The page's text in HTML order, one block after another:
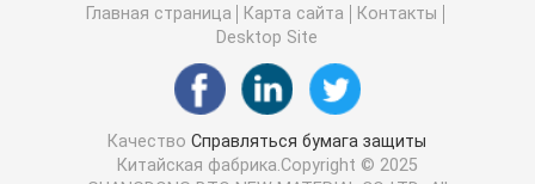
Черная бумага с покрытием
Покрашенная бумага Rolls
Повторно использованная бумага картона
Главная страница Карта сайта
Контакты
Desktop Site
КачествоСправляться бумага защиты
Китайская фабрика.Copyright © 2025